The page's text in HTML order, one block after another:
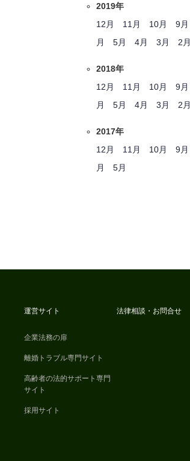
2019年
12月
11月 10月 9月
月
5月 4月 3月 2月
2018年
12月
11月 10月 9月
月
5月 4月 3月 2月
2017年
12月
11月 10月 9月
月
5月
運営サイト
企業法務の扉
離婚トラブル専門サイト
高齢者の法的サポート専門
サイト
採用サイト
法律相談・お問合せ